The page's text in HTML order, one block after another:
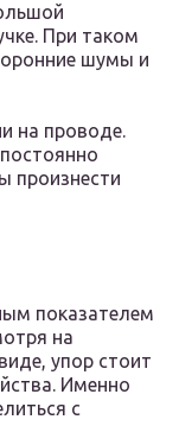
При таком
шумы и
на проводе.
произнести
показателем
на
упор стоит
Именно
с